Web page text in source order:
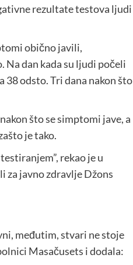
rezultate testova ljudi
obično javili,
dan kada su ljudi počeli
38 odsto. Tri dana nakon što
što se simptomi jave, a
je tako.
rekao je u
za javno zdravlje Džons
međutim, stvari ne stoje
Masačusets i dodala: